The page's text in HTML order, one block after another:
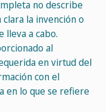
no describe
la invención o
lleva a cabo.
al
en virtud del
con el
en lo que se refiere